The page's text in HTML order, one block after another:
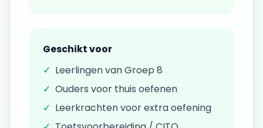
Geschikt voor
✓ Leerlingen vanGroep 8
✓ Ouders voor thuis oefenen
✓ Leerkrachten voor extra oefening